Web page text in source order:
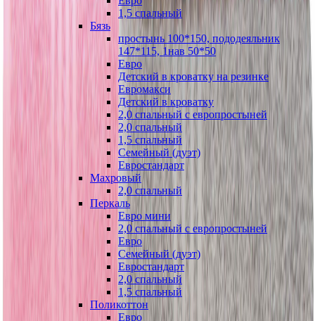
1,5 спальный
Бязь
простынь 100*150, пододеяльник
147*115, 1нав 50*50
Евро
Детский в кроватку на резинке
Евромакси
Детский в кроватку
2,0 спальный с европростыней
2,0 спальный
1,5 спальный
Семейный (дуэт)
Евростандарт
Махровый
2,0 спальный
Перкаль
Евро мини
2,0 спальный с европростыней
Евро
Семейный (дуэт)
Евростандарт
2,0 спальный
1,5 спальный
Поликоттон
Евро